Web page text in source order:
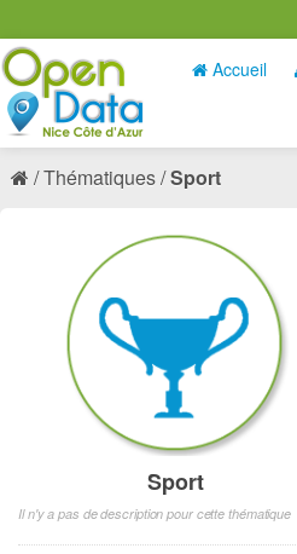
Accueil
Thématiques Sport
Sport
Il n'y a pas de description pour cette thématique